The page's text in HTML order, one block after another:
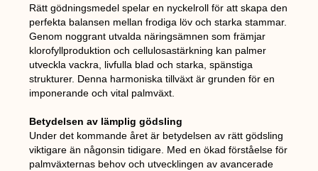
Rätt gödningsmedel spelar en nyckelroll för att skapa den
perfekta balansen mellan frodiga löv och starka stammar.
Genom noggrant utvalda näringsämnen som främjar
klorofyllproduktion och cellulosastärkning kan palmer
utveckla vackra, livfulla blad och starka, spänstiga
strukturer. Denna harmoniska tillväxt är grunden för en
imponerande och vital palmväxt.
Betydelsen av lämplig gödsling
Under det kommande året är betydelsen av rätt gödsling
viktigare än någonsin tidigare. Med en ökad förståelse för
palmväxternas behov och utvecklingen av avancerade